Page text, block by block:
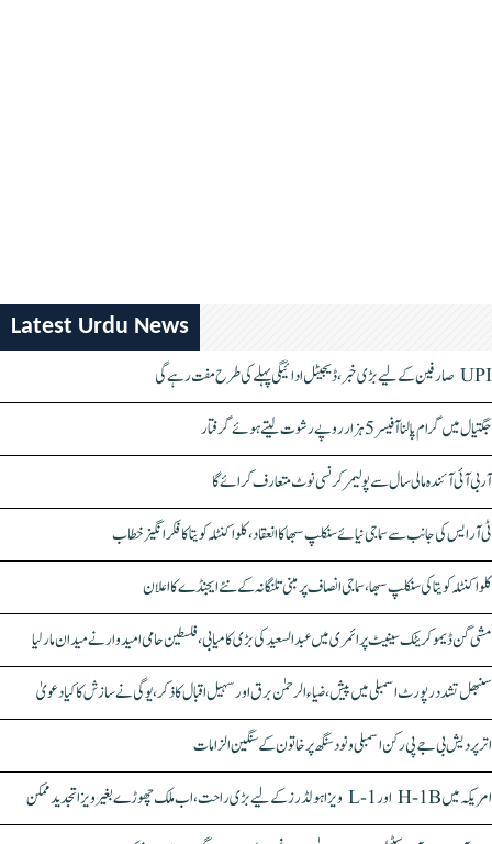
Latest Urdu News
UPI صارفین کے لیے بڑی خبر، ڈیجیٹل ادائیگی پہلے کی طرح مفت رہے گی
جگتیال میں گرام پالنا آفیسر 5 ہزار روپے رشوت لیتے ہوئے گرفتار
آر بی آئی آئندہ مالی سال سے پولیمر کرنسی نوٹ متعارف کرائے گا
ٹی آر ایس کی جانب سے سماجی نیائے سنکلپ سبھا کا انعقاد، کلواکنٹلہ کویتا کا فکر انگیز خطاب
کلواکنٹلہ کویتا کی سنکلپ سبھا، سماجی انصاف پر مبنی تلنگانہ کے نئے ایجنڈے کا اعلان
مشی گن ڈیموکریٹک سینیٹ پرائمری میں عبدالسعید کی بڑی کامیابی، فلسطین حامی امیدوار نے میدان مار لیا
سنبھل تشدد رپورٹ اسمبلی میں پیش، ضیاء الرحمٰن برق اور سہیل اقبال کا ذکر، یوگی نے سازش کا کیا دعویٰ
اتر پردیش بی جے پی رکن اسمبلی ونود سنگھ پر خاتون کے سنگین الزامات
امریکہ میں H-1B اور L-1 ویزا ہولڈرز کے لیے بڑی راحت، اب ملک چھوڑے بغیر ویزا تجدید ممکن